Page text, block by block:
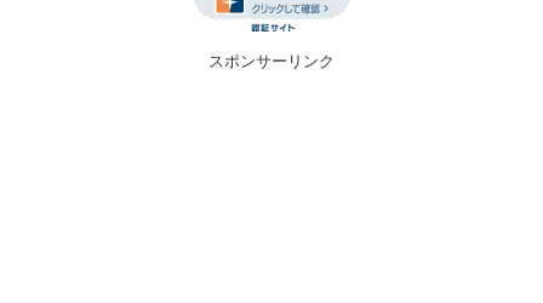
スポンサーリンク